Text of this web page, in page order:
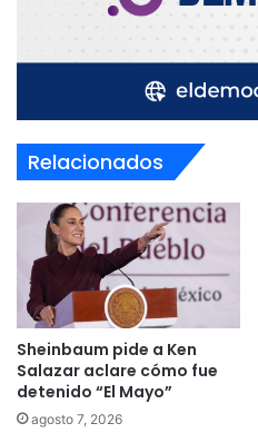
Relacionados
Sheinbaum pide a Ken
Salazar aclare cómo fue
detenido “El Mayo”
agosto 7, 2026